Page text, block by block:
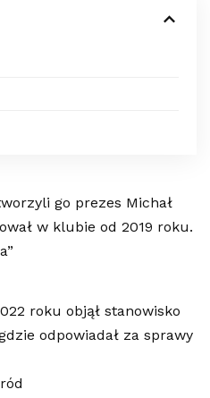
go prezes Michał
w klubie od 2019 roku.
roku objął stanowisko
odpowiadał za sprawy